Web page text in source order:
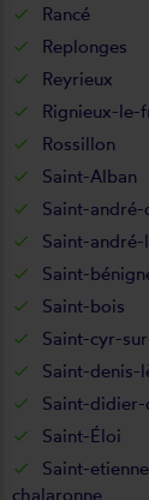
Rancé
Replonges
Reyrieux
Rignieux-le-
Rossillon
Saint-Alban
Saint-
Saint-
Saint-
Saint-bois
Saint-cyr-
Saint-denis-
Saint-didier-
Saint-Éloi
Saint-
chalaronne